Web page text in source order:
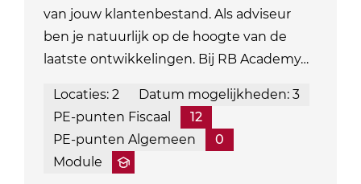
van jouw klantenbestand. Als adviseur
ben je natuurlijk op de hoogte van de
laatste ontwikkelingen. Bij RB Academy…
Locaties: 2
Datum mogelijkheden: 3
PE-punten Fiscaal
12
PE-punten Algemeen
0
Module